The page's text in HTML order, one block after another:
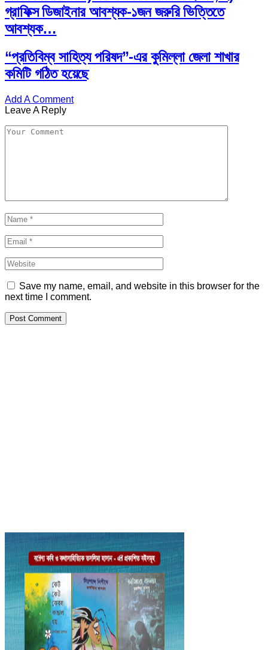
গ্রাফিক্স ডিজাইনার আবশ্যক-১জন জরুরি ভিত্তিতে
আবশ্যক…
“প্রতিবিম্ব সাহিত্য পরিষদ”-এর কুমিল্লা জেলা শাখার
কমিটি গঠিত হয়েছে
Add A Comment
Leave A Reply
Save my name, email, and website in this browser for the
next time I comment.